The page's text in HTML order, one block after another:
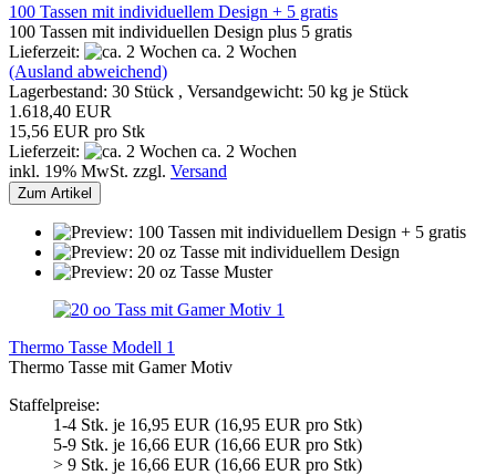
100 Tassen mit individuellem Design + 5 gratis
100 Tassen mit individuellen Design plus 5 gratis
Lieferzeit:
ca. 2 Wochen
(Ausland abweichend)
Lagerbestand: 30 Stück , Versandgewicht: 50 kg je Stück
1.618,40 EUR
15,56 EUR pro Stk
Lieferzeit:
ca. 2 Wochen
inkl. 19% MwSt. zzgl. Versand
Zum Artikel
Thermo Tasse Modell 1
Thermo Tasse mit Gamer Motiv
Staffelpreise:
1-4 Stk. je 16,95 EUR (16,95 EUR pro Stk)
5-9 Stk. je 16,66 EUR (16,66 EUR pro Stk)
> 9 Stk. je 16,66 EUR (16,66 EUR pro Stk)